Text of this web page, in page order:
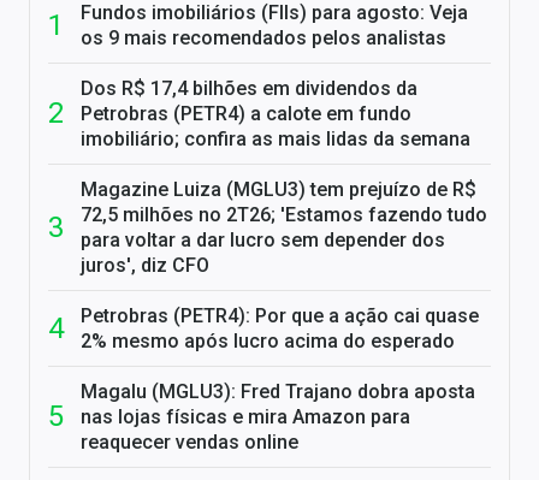
Fundos imobiliários (FIIs) para agosto: Veja
os 9 mais recomendados pelos analistas
Dos R$ 17,4 bilhões em dividendos da
Petrobras (PETR4) a calote em fundo
imobiliário; confira as mais lidas da semana
Magazine Luiza (MGLU3) tem prejuízo de R$
72,5 milhões no 2T26; 'Estamos fazendo tudo
para voltar a dar lucro sem depender dos
juros', diz CFO
Petrobras (PETR4): Por que a ação cai quase
2% mesmo após lucro acima do esperado
Magalu (MGLU3): Fred Trajano dobra aposta
nas lojas físicas e mira Amazon para
reaquecer vendas online